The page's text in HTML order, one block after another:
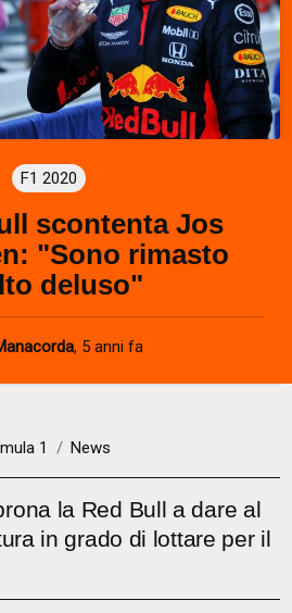
F1 2020
scontenta Jos
"Sono rimasto
deluso"
, 5 anni fa
1 News
la Red Bull a dare al
in grado di lottare per il